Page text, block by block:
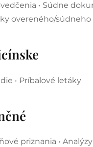
• Súdne
overeného/
• Príbalové letáky
priznania • Analýzy